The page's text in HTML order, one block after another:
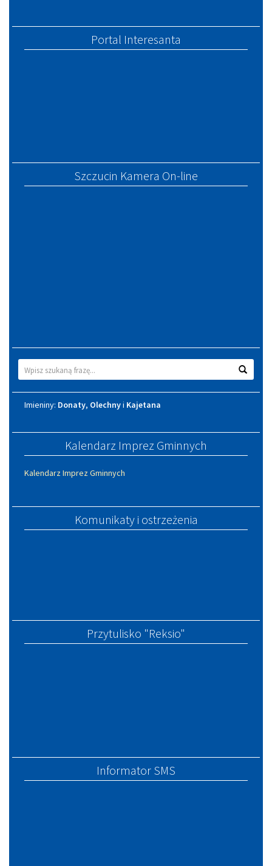
Portal Interesanta
Szczucin Kamera On-line
Wyszukiwarka
Imieniny
Imieniny: Donaty, Olechnyi Kajetana
Kalendarz Imprez Gminnych
Kalendarz Imprez Gminnych
Komunikaty i ostrzeżenia
Przytulisko "Reksio"
Informator SMS